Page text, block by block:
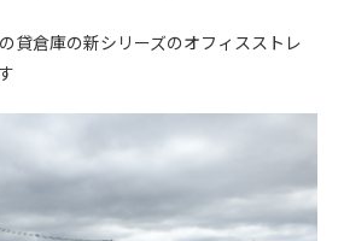
貸倉庫の新シリーズのオフィスストレ